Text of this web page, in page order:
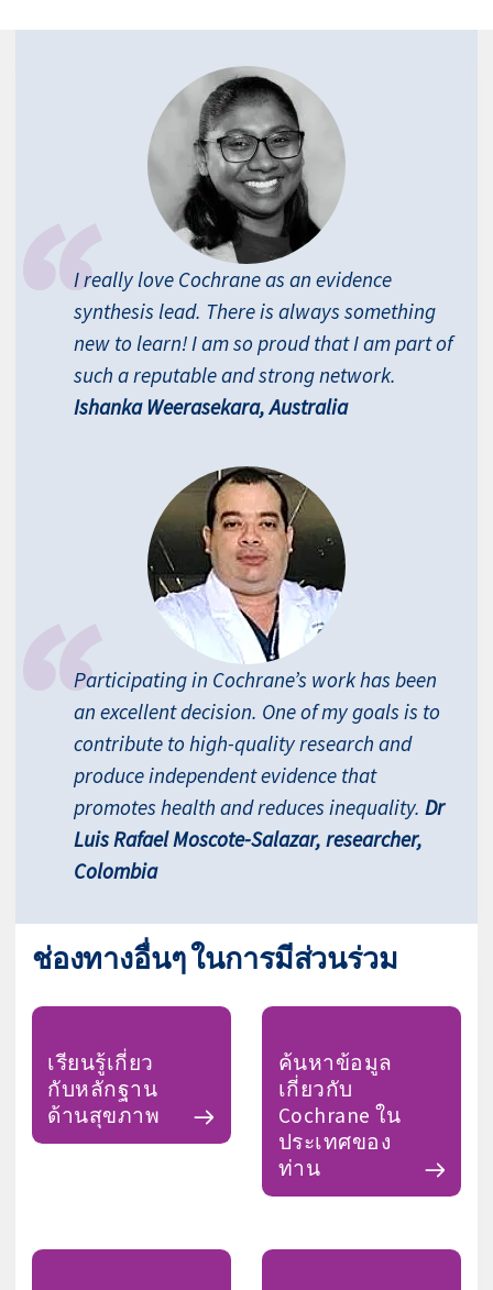
I really love Cochrane as an evidence
synthesis lead. There is always something
new to learn! I am so proud that I am part of
such a reputable and strong network.
Ishanka Weerasekara, Australia
Participating in Cochrane’s work has been
an excellent decision. One of my goals is to
contribute to high-quality research and
produce independent evidence that
promotes health and reduces inequality. Dr
Luis Rafael Moscote-Salazar, researcher,
Colombia
ช่องทางอื่นๆ ในการมีส่วนร่วม
เรียนรู้เกี่ยว
กับหลักฐาน
ด้านสุขภาพ
ค้นหาข้อมูล
เกี่ยวกับ
Cochrane ใน
ประเทศของ
ท่าน